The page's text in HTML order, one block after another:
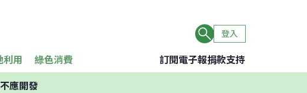
登入
利用 綠色消費 訂閱電子報捐款支持
應開發